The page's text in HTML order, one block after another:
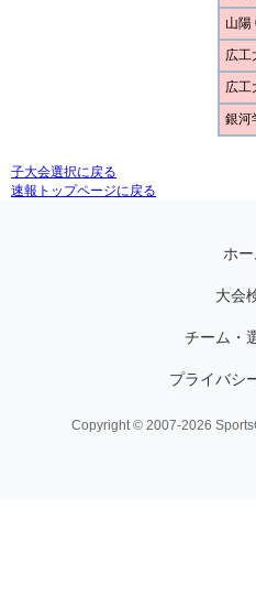
山陽
広工
広工
銀河
子大会選択に戻る
速報トップページに戻る
ホー
大会
チーム・
プライバシ
Copyright © 2007-2026